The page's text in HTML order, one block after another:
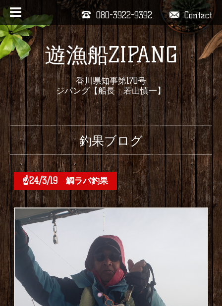
Contact
080-3922-9392
遊漁船ZIPANG
香川県知事第170号
ジパング【船長 若山慎一】
釣果ブログ
☝24/3/19 鯛ラバ釣果